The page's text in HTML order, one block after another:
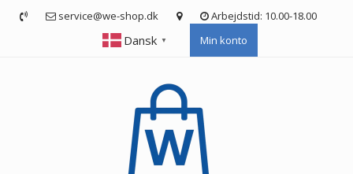
service@we-shop.dk Arbejdstid: 10.00-18.00
Dansk ▼ Min konto